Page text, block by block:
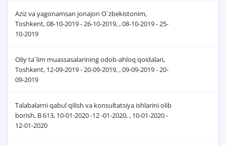
Aziz va yagonamsan jonajon O`zbekistonim,
Toshkent, 08-10-2019 - 26-10-2019, , 08-10-2019 - 25-
10-2019
Oliy ta`lim muassasalarining odob-ahloq qoidalari,
Toshkent, 12-09-2019 - 20-09-2019, , 09-09-2019 - 20-
09-2019
Talabalarni qabul qilish va konsultatsiya ishlarini olib
borish, B 613, 10-01-2020 -12 -01-2020, , 10-01-2020 -
12-01-2020